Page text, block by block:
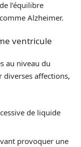
l’équilibre
Alzheimer.
ventricule
au niveau du
affections,
de liquide
provoquer une